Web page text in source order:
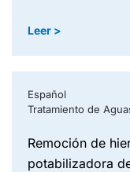
Leer >
Español
Tratamiento de
remoción de hierro y manganeso en la planta
potabilizadora